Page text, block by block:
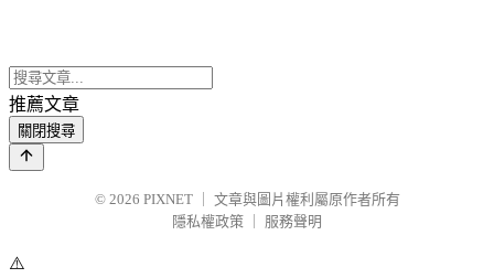
推薦文章
關閉搜尋
© 2026 PIXNET
文章與圖片權利屬原作者所有
隱私權政策
服務聲明
⚠️